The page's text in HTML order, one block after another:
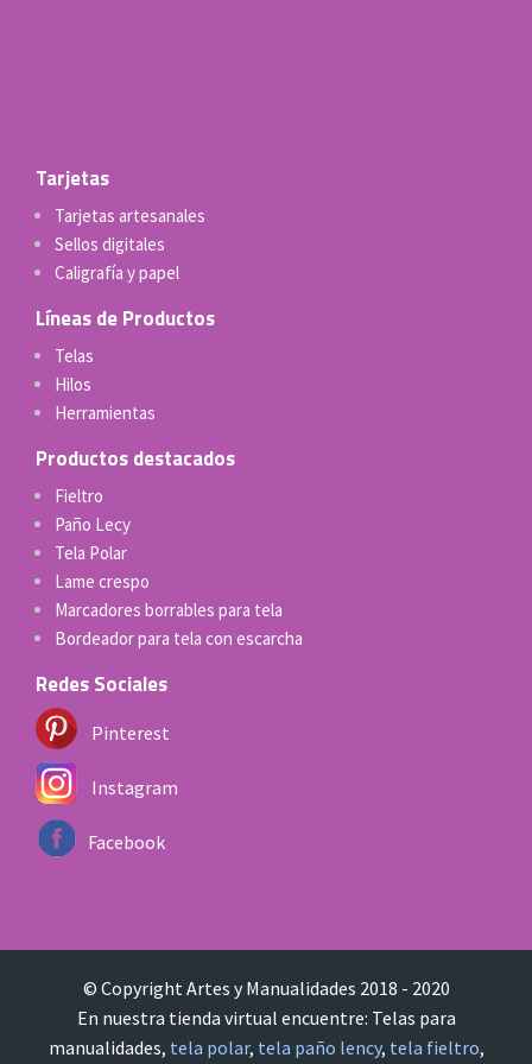
Tarjetas
Tarjetas artesanales
Sellos digitales
Caligrafía y papel
Líneas de Productos
Telas
Hilos
Herramientas
Productos destacados
Fieltro
Paño Lecy
Tela Polar
Lame crespo
Marcadores borrables para tela
Bordeador para tela con escarcha
Redes Sociales
Pinterest
Instagram
Facebook
© Copyright Artes y Manualidades 2018 - 2020
En nuestra tienda virtual encuentre: Telas para
manualidades, tela polar, tela paño lency, tela fieltro,